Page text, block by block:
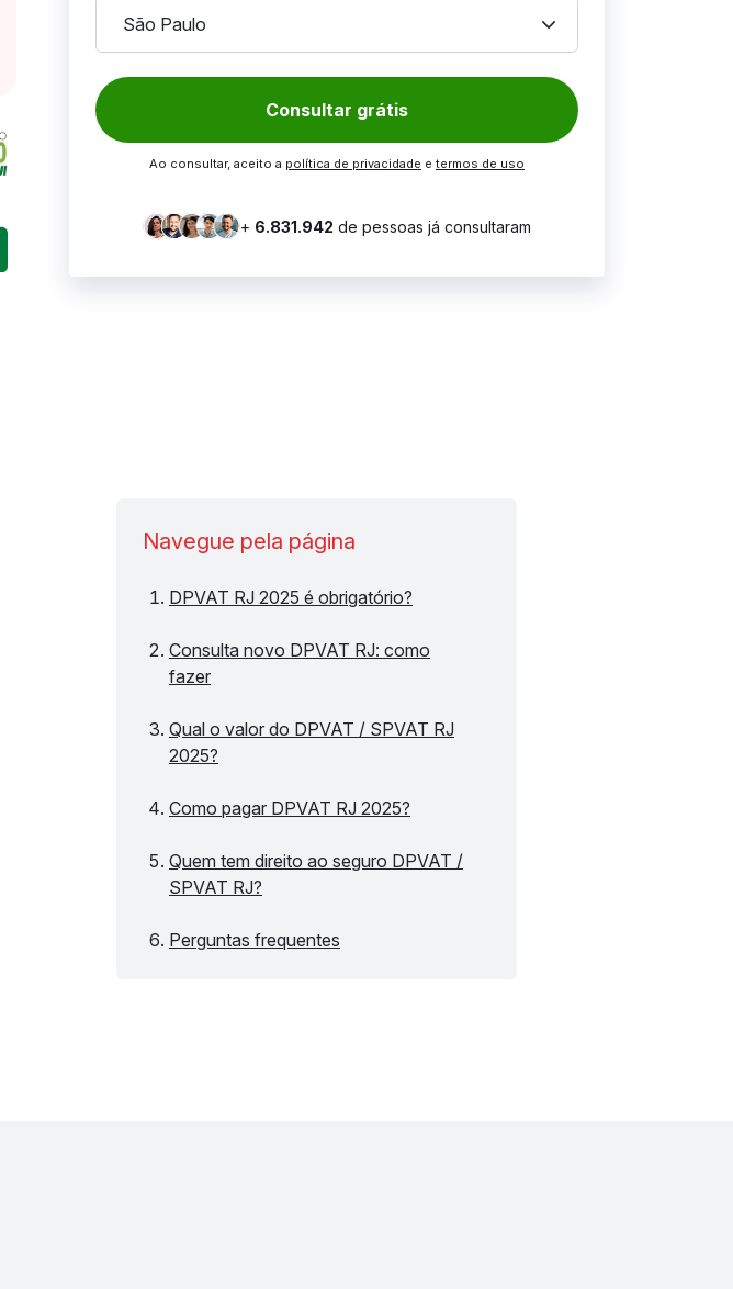
São Paulo keyboard_arrow_down
Consultar grátis
Ao consultar, aceito a política de privacidade e termos de uso
+ 6.831.942 de pessoas já consultaram
Navegue pela página
DPVAT RJ 2025 é obrigatório?
Consulta novo DPVAT RJ: como
fazer
Qual o valor do DPVAT / SPVAT RJ
2025?
Como pagar DPVAT RJ 2025?
Quem tem direito ao seguro DPVAT /
SPVAT RJ?
Perguntas frequentes